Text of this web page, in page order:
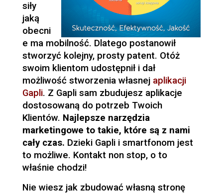
siły
jaką
obecni
e ma mobilność. Dlatego postanowił
stworzyć kolejny, prosty patent. Otóż
swoim klientom udostępnił i dał
możliwość stworzenia własnej aplikacji
Gapli. Z Gapli sam zbudujesz aplikacje
dostosowaną do potrzeb Twoich
Klientów. Najlepsze narzędzia
marketingowe to takie, które są z nami
cały czas. Dzieki Gapli i smartfonom jest
to możliwe. Kontakt non stop, o to
właśnie chodzi!
Nie wiesz jak zbudować własną stronę